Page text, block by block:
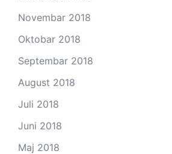
Novembar 2018
Oktobar 2018
Septembar 2018
August 2018
Juli 2018
Juni 2018
Maj 2018